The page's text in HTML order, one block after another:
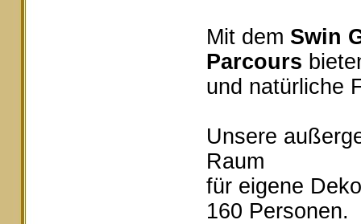
Mit dem Swin
Parcours
und natürliche
Unsere
Raum
für eigene
160 Personen.